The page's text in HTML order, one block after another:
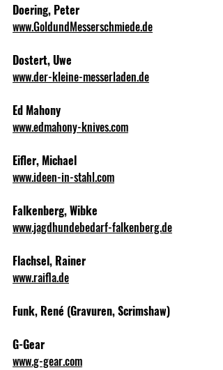
Doering, Peter
www.GoldundMesserschmiede.de
Dostert, Uwe
www.der-kleine-messerladen.de
Ed Mahony
www.edmahony-knives.com
Eifler, Michael
www.ideen-in-stahl.com
Falkenberg, Wibke
www.jagdhundebedarf-falkenberg.de
Flachsel, Rainer
www.raifla.de
Funk, René (Gravuren, Scrimshaw)
G-Gear
www.g-gear.com